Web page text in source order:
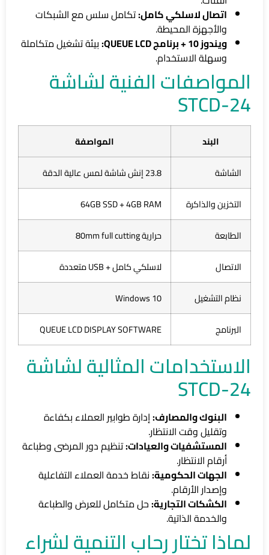
اتصال لاسلكي كامل:تكامل سلس مع الشبكات
والأجهزة المحيطة.
ويندوز 10 + برنامج QUEUE LCD:
بيئة تشغيل متكاملة
وسهلة الاستخدام.
المواصفات الفنية لشاشة
STCD-24
البند
المواصفة
الشاشة
23.8 إنش شاشة لمس عالية الدقة
التخزين والذاكرة
64GB SSD + 4GB RAM
الطابعة
حرارية 80mm full cutting
الاتصال
لاسلكي كامل + USB متعددة
نظام التشغيل
Windows 10
البرنامج
QUEUE LCD DISPLAY SOFTWARE
الاستخدامات المثالية لشاشة
STCD-24
البنوك والمصارف:إدارة طوابير العملاء بكفاءة
وتقليل وقت الانتظار.
المستشفيات والعيادات:تنظيم دور المرضى وطباعة
أرقام الانتظار.
الجهات الحكومية:نقاط خدمة العملاء التفاعلية
وإصدار الأرقام.
الكشكات التجارية:حل متكامل للعرض والطباعة
والخدمة الذاتية.
لماذا تختار رحاب التنمية لشراء